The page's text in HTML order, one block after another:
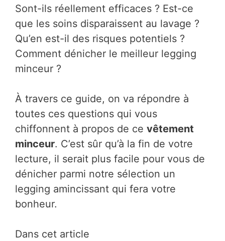
Sont-ils réellement efficaces ? Est-ce
que les soins disparaissent au lavage ?
Qu’en est-il des risques potentiels ?
Comment dénicher le meilleur legging
minceur ?
À travers ce guide, on va répondre à
toutes ces questions qui vous
chiffonnent à propos de ce vêtement
minceur. C’est sûr qu’à la fin de votre
lecture, il serait plus facile pour vous de
dénicher parmi notre sélection un
legging amincissant qui fera votre
bonheur.
Dans cet article